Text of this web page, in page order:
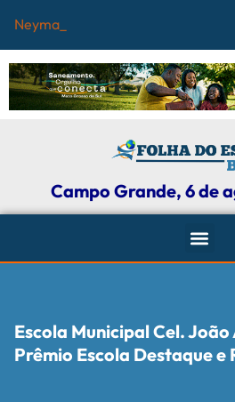
Neymar escapa do
Campo Grande, 6 de
Escola Municipal Cel.
Prêmio Escola Destaque e